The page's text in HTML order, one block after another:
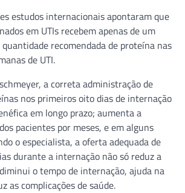
estudos internacionais apontaram que
em UTIs recebem apenas de um
recomendada de proteína nas
de UTI.
a correta administração de
nos primeiros oito dias de internação
em longo prazo; aumenta a
pacientes por meses, e em alguns
o especialista, a oferta adequada de
durante a internação não só reduz a
o tempo de internação, ajuda na
as complicações de saúde.